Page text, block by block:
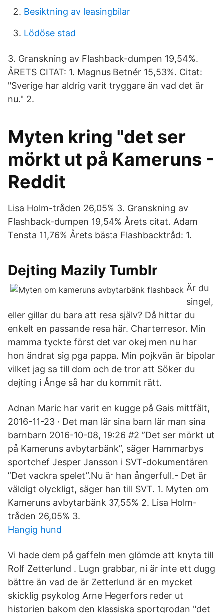
Besiktning av leasingbilar
Lödöse stad
3. Granskning av Flashback-dumpen 19,54%.
ÅRETS CITAT: 1. Magnus Betnér 15,53%. Citat:
"Sverige har aldrig varit tryggare än vad det är
nu." 2.
Myten kring "det ser
mörkt ut på Kameruns -
Reddit
Lisa Holm-tråden 26,05% 3. Granskning av
Flashback-dumpen 19,54% Årets citat. Adam
Tensta 11,76% Årets bästa Flashbacktråd: 1.
Dejting Mazily Tumblr
Är du
singel,
eller gillar du bara att resa själv? Då hittar du
enkelt en passande resa här. Charterresor. Min
mamma tyckte först det var okej men nu har
hon ändrat sig pga pappa. Min pojkvän är bipolar
vilket jag sa till dom och de tror att Söker du
dejting i Ånge så har du kommit rätt.
Adnan Maric har varit en kugge på Gais mittfält,
2016-11-23 · Det man lär sina barn lär man sina
barnbarn 2016-10-08, 19:26 #2 ”Det ser mörkt ut
på Kameruns avbytarbänk”, säger Hammarbys
sportchef Jesper Jansson i SVT-dokumentären
”Det vackra spelet”.Nu är han ångerfull.- Det är
väldigt olyckligt, säger han till SVT. 1. Myten om
Kameruns avbytarbänk 37,55% 2. Lisa Holm-
tråden 26,05% 3.
Hangig hund
Vi hade dem på gaffeln men glömde att knyta till
Rolf Zetterlund . Lugn grabbar, ni är inte ett dugg
bättre än vad de är Zetterlund är en mycket
skicklig psykolog Arne Hegerfors reder ut
historien bakom den klassiska sportgrodan "det